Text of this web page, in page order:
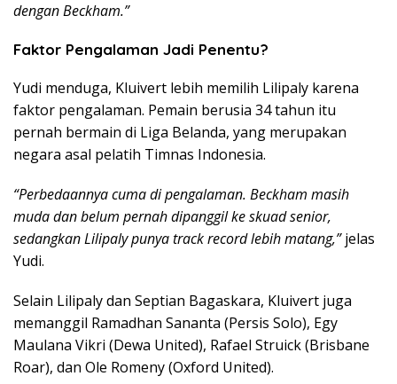
dengan Beckham.”
Faktor Pengalaman Jadi Penentu?
Yudi menduga, Kluivert lebih memilih Lilipaly karena
faktor pengalaman. Pemain berusia 34 tahun itu
pernah bermain di Liga Belanda, yang merupakan
negara asal pelatih Timnas Indonesia.
“Perbedaannya cuma di pengalaman. Beckham masih
muda dan belum pernah dipanggil ke skuad senior,
sedangkan Lilipaly punya track record lebih matang,”jelas
Yudi.
Selain Lilipaly dan Septian Bagaskara, Kluivert juga
memanggil Ramadhan Sananta (Persis Solo), Egy
Maulana Vikri (Dewa United), Rafael Struick (Brisbane
Roar), dan Ole Romeny (Oxford United).